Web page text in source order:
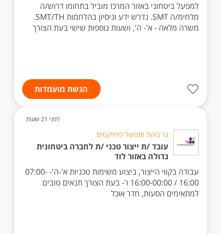
למפעל ביטחוני באזור המרכז מוביל בתחומו דרוש/ה
מלחימ/ה SMT. נדרש ידע וניסיון בהלחמות SMT/TH.
משרה מלאה - א'- ה', ושעות נוספות שישי בעת הצורך
הגשת מועמדות
לפני 21 שעות
נר ניהול ותפעול פרוייקטים
עובד /ת ייצור טכני /ת לחברה ביטחונית
גדולה באזור לוד
עבודה בקווי הייצור, ביצוע משימות טכניות א'-ה'- 07:00-
16:00 / 16:00-00:00 ו'- בעת הצורך תנאים טובים
למתאימים הסעות, חדר אוכל